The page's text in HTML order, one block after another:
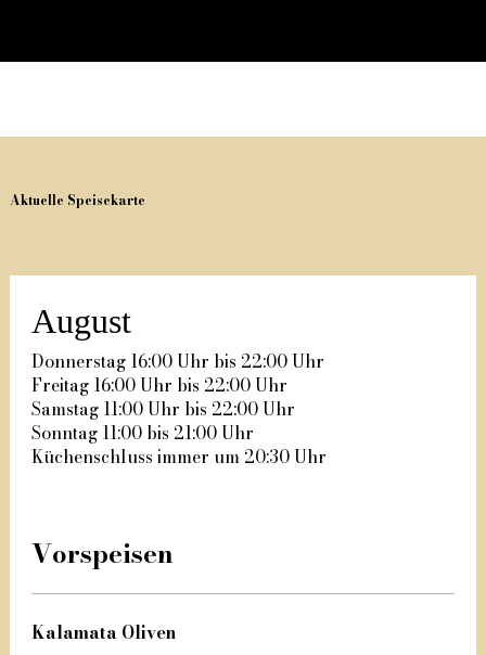
Aktuelle Speisekarte
August
Donnerstag 16:00 Uhr bis 22:00 Uhr
Freitag 16:00 Uhr bis 22:00 Uhr
Samstag 11:00 Uhr bis 22:00 Uhr
Sonntag 11:00 bis 21:00 Uhr
Küchenschluss immer um 20:30 Uhr
Vorspeisen
Kalamata Oliven